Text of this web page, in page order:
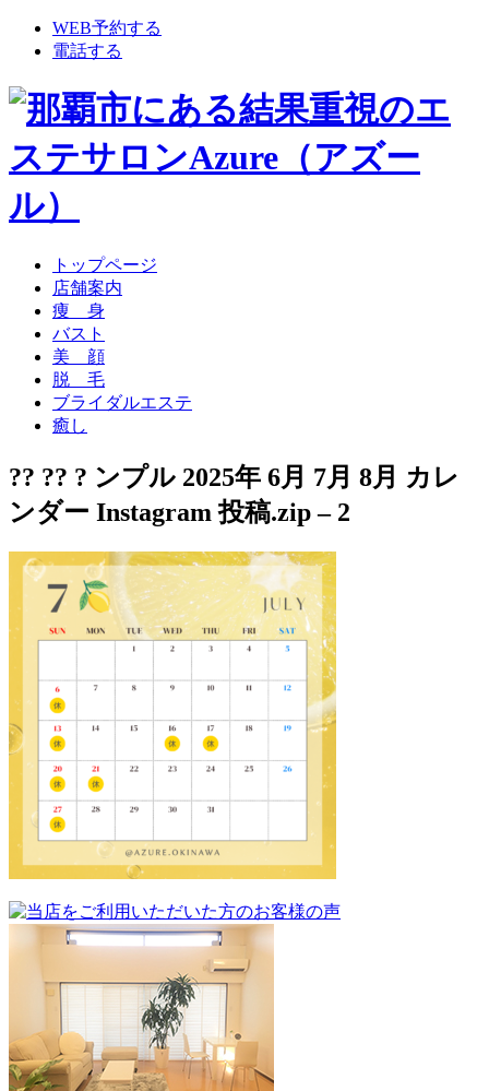
WEB予約する
電話する
トップページ
店舗案内
痩 身
バスト
美 顔
脱 毛
ブライダルエステ
癒し
?? ?? ? ンプル 2025年 6月 7月 8月 カレ
ンダー Instagram 投稿.zip – 2